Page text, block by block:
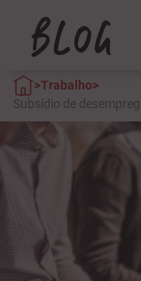
>Trabalho>
Subsídio de